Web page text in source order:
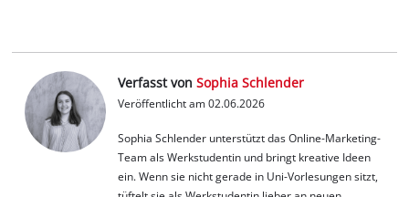
Verfasst von Sophia Schlender
Veröffentlicht am 02.06.2026
Sophia Schlender unterstützt das Online-Marketing-
Team als Werkstudentin und bringt kreative Ideen
ein. Wenn sie nicht gerade in Uni-Vorlesungen sitzt,